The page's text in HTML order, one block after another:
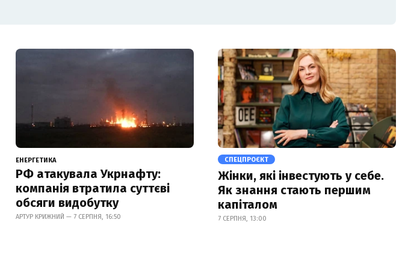
ЕНЕРГЕТИКА
РФ атакувала Укрнафту:
компанія втратила суттєві
обсяги видобутку
АРТУР КРИЖНИЙ — 7 СЕРПНЯ, 16:50
СПЕЦПРОЄКТ
Жінки, які інвестують у себе.
Як знання стають першим
капіталом
7 СЕРПНЯ, 13:00